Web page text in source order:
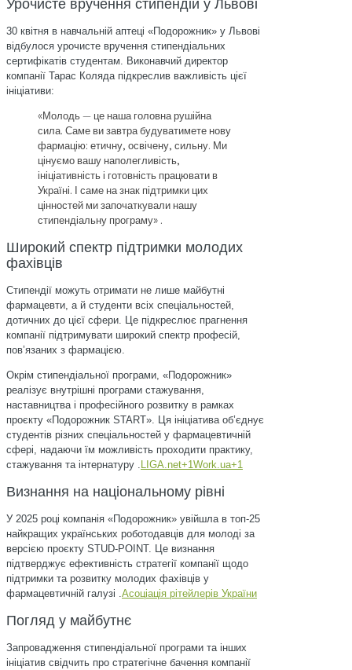
Урочисте вручення стипендій у Львові
30 квітня в навчальній аптеці «Подорожник» у Львові
відбулося урочисте вручення стипендіальних
сертифікатів студентам. Виконавчий директор
компанії Тарас Коляда підкреслив важливість цієї
ініціативи:
«Молодь — це наша головна рушійна
сила. Саме ви завтра будуватимете нову
фармацію: етичну, освічену, сильну. Ми
цінуємо вашу наполегливість,
ініціативність і готовність працювати в
Україні. І саме на знак підтримки цих
цінностей ми започаткували нашу
стипендіальну програму» .
Широкий спектр підтримки молодих
фахівців
Стипендії можуть отримати не лише майбутні
фармацевти, а й студенти всіх спеціальностей,
дотичних до цієї сфери. Це підкреслює прагнення
компанії підтримувати широкий спектр професій,
пов’язаних з фармацією.
Окрім стипендіальної програми, «Подорожник»
реалізує внутрішні програми стажування,
наставництва і професійного розвитку в рамках
проєкту «Подорожник START». Ця ініціатива об’єднує
студентів різних спеціальностей у фармацевтичній
сфері, надаючи їм можливість проходити практику,
стажування та інтернатуру .
LIGA.net+1Work.ua+1
Визнання на національному рівні
У 2025 році компанія «Подорожник» увійшла в топ-25
найкращих українських роботодавців для молоді за
версією проєкту STUD-POINT. Це визнання
підтверджує ефективність стратегії компанії щодо
підтримки та розвитку молодих фахівців у
фармацевтичній галузі . Асоціація рітейлерів України
Погляд у майбутнє
Запровадження стипендіальної програми та інших
ініціатив свідчить про стратегічне бачення компанії